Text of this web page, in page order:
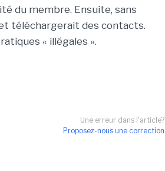
du membre. Ensuite, sans
téléchargerait des contacts.
« illégales ».
Une erreur dans l'article?
Proposez-nous une correction